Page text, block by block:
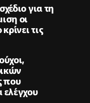
για τη
οι
τις
που
ελέγχου